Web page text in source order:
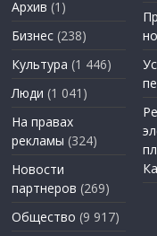
Архив (1)
Бизнес (238)
Культура (1 446)
Люди (1 041)
На правах
рекламы (324)
Новости
партнеров (269)
Общество (9 917)